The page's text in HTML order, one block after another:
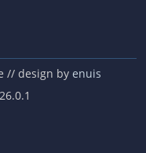
// design by enuis